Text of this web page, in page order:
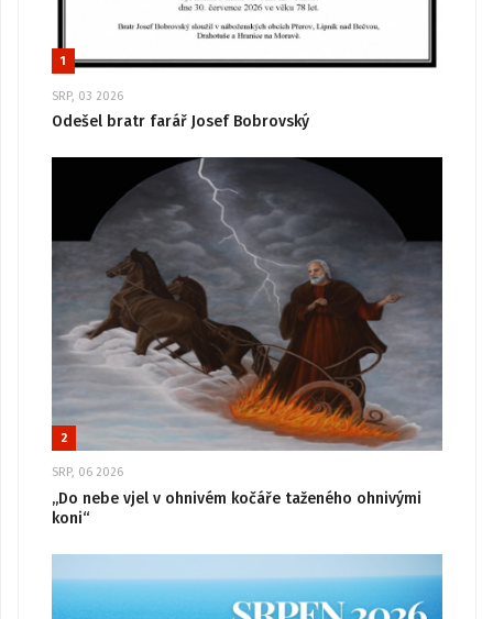
1
SRP, 03 2026
Odešel bratr farář Josef Bobrovský
2
SRP, 06 2026
„Do nebe vjel v ohnivém kočáře taženého ohnivými
koni“